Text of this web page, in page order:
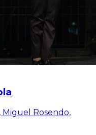
Miguel Rosendo,